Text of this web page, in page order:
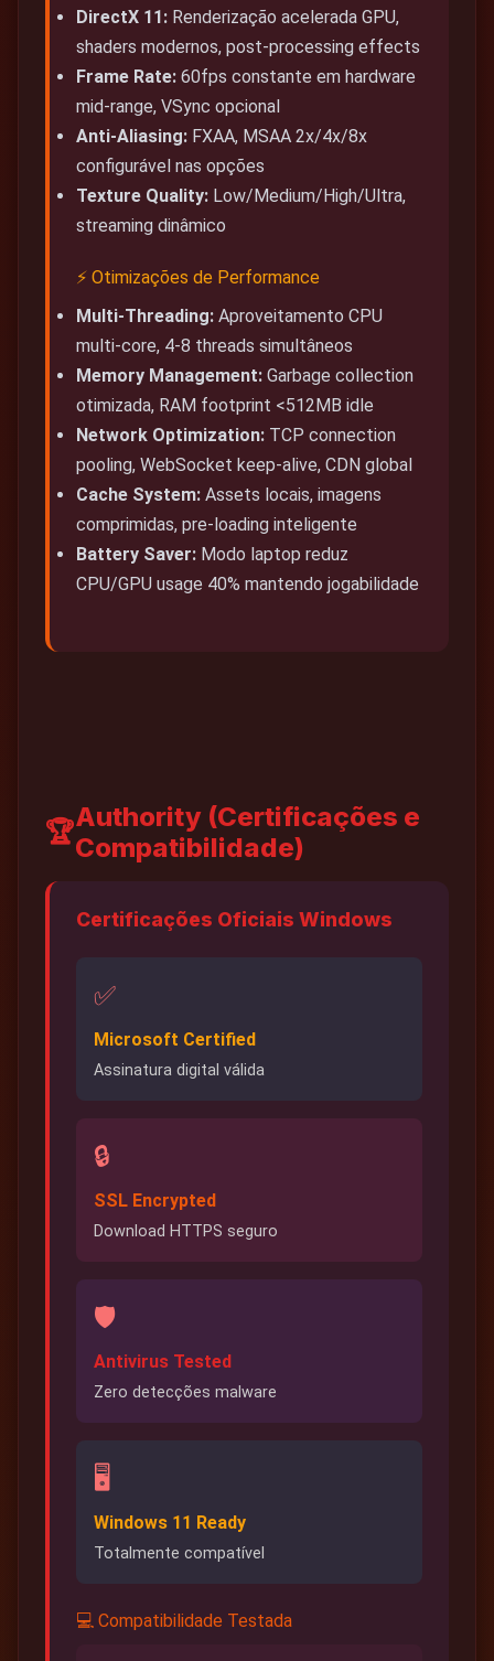
DirectX 11: Renderização acelerada GPU,
shaders modernos, post-processing effects
Frame Rate: 60fps constante em hardware
mid-range, VSync opcional
Anti-Aliasing: FXAA, MSAA 2x/4x/8x
configurável nas opções
Texture Quality: Low/Medium/High/Ultra,
streaming dinâmico
⚡ Otimizações de Performance
Multi-Threading: Aproveitamento CPU
multi-core, 4-8 threads simultâneos
Memory Management: Garbage collection
otimizada, RAM footprint <512MB idle
Network Optimization: TCP connection
pooling, WebSocket keep-alive, CDN global
Cache System: Assets locais, imagens
comprimidas, pre-loading inteligente
Battery Saver: Modo laptop reduz
CPU/GPU usage 40% mantendo jogabilidade
🏆Authority (Certificações e
Compatibilidade)
Certificações Oficiais Windows
✅
Microsoft Certified
Assinatura digital válida
🔒
SSL Encrypted
Download HTTPS seguro
🛡️
Antivirus Tested
Zero detecções malware
🖥️
Windows 11 Ready
Totalmente compatível
💻 Compatibilidade Testada